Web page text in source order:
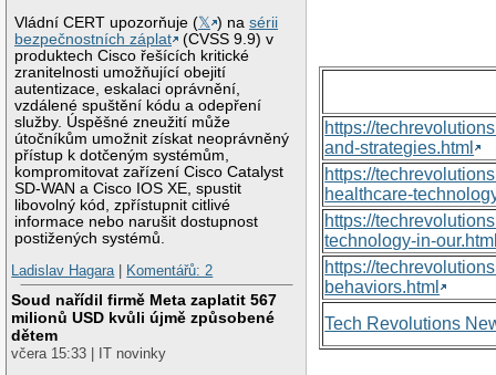
Vládní CERT upozorňuje (𝕏 ) nasérii
bezpečnostních záplat
(CVSS 9.9) v
produktech Cisco řešících kritické
zranitelnosti umožňující obejití
autentizace, eskalaci oprávnění,
vzdálené spuštění kódu a odepření
služby. Úspěšné zneužití může
útočníkům umožnit získat neoprávněný
přístup k dotčeným systémům,
kompromitovat zařízení Cisco Catalyst
SD-WAN a Cisco IOS XE, spustit
libovolný kód, zpřístupnit citlivé
informace nebo narušit dostupnost
postižených systémů.
Ladislav Hagara| Komentářů: 2
Soud nařídil firmě Meta zaplatit 567
milionů USD kvůli újmě způsobené
dětem
včera 15:33 | IT novinky
https://
and-strategies.html
https://
healthcare-
https://
technology-in-
https://
behaviors.html
Tech Revolutions